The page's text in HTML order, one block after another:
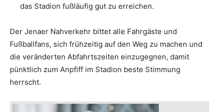
das Stadion fußläufig gut zu erreichen.
Der Jenaer Nahverkehr bittet alle Fahrgäste und
Fußballfans, sich frühzeitig auf den Weg zu machen und
die veränderten Abfahrtszeiten einzugegnen, damit
pünktlich zum Anpfiff im Stadion beste Stimmung
herrscht.